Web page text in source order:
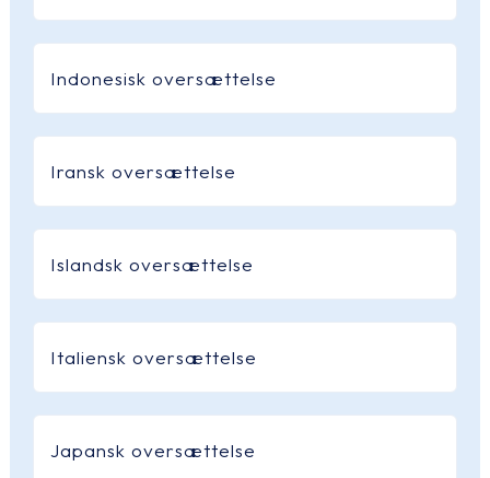
Indonesisk oversættelse
Iransk oversættelse
Islandsk oversættelse
Italiensk oversættelse
Japansk oversættelse